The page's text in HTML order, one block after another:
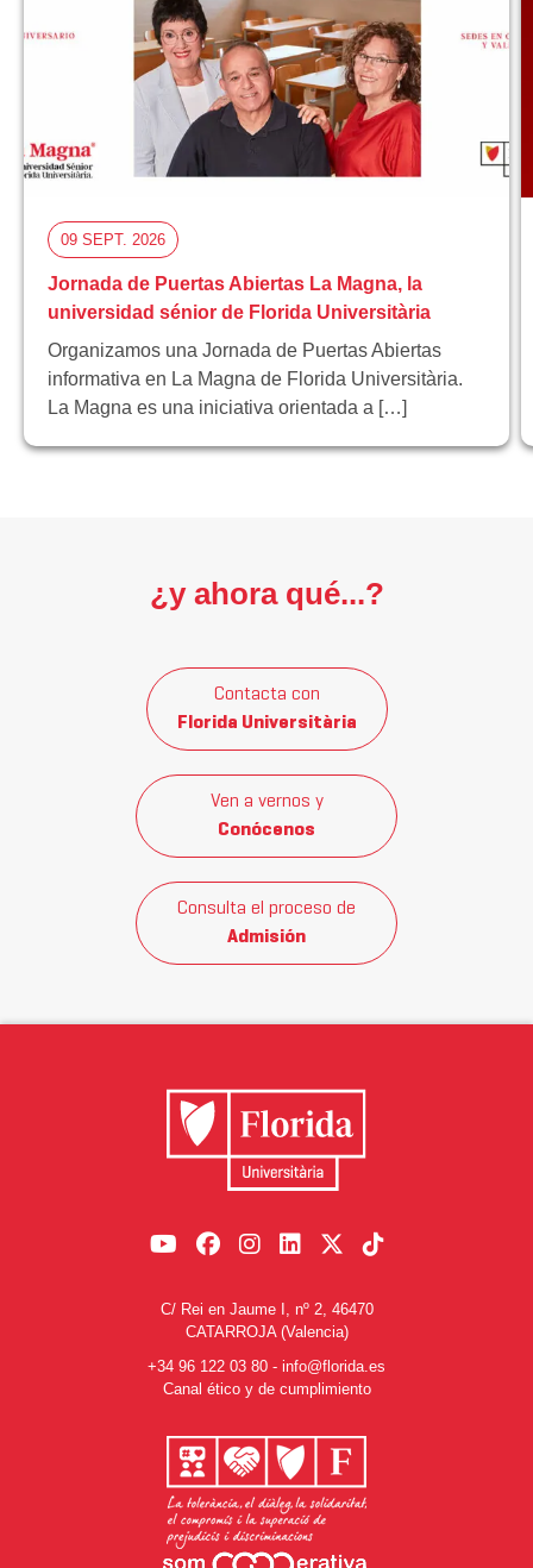
09 SEPT. 2026
Jornada de Puertas Abiertas La Magna, la
universidad sénior de Florida Universitària
Organizamos una Jornada de Puertas Abiertas
informativa en La Magna de Florida Universitària.
La Magna es una iniciativa orientada a […]
¿y ahora qué...?
Contacta con
Florida Universitària
Ven a vernos y
Conócenos
Consulta el proceso de
Admisión
C/ Rei en Jaume I, nº 2, 46470
CATARROJA (Valencia)
+34 96 122 03 80 - info@florida.es
Canal ético y de cumplimiento